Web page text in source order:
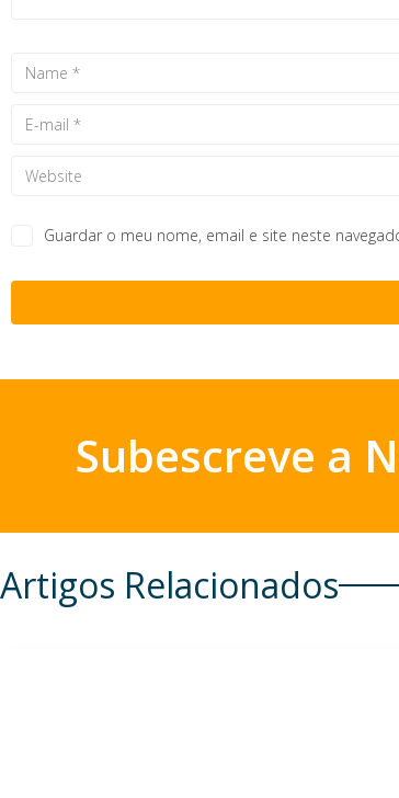
Guardar o meu nome, email e site neste
Subescreve a
Artigos Relacionados